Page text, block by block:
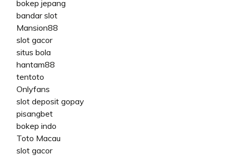
bokep jepang
bandar slot
Mansion88
slot gacor
situs bola
hantam88
tentoto
Onlyfans
slot deposit gopay
pisangbet
bokep indo
Toto Macau
slot gacor